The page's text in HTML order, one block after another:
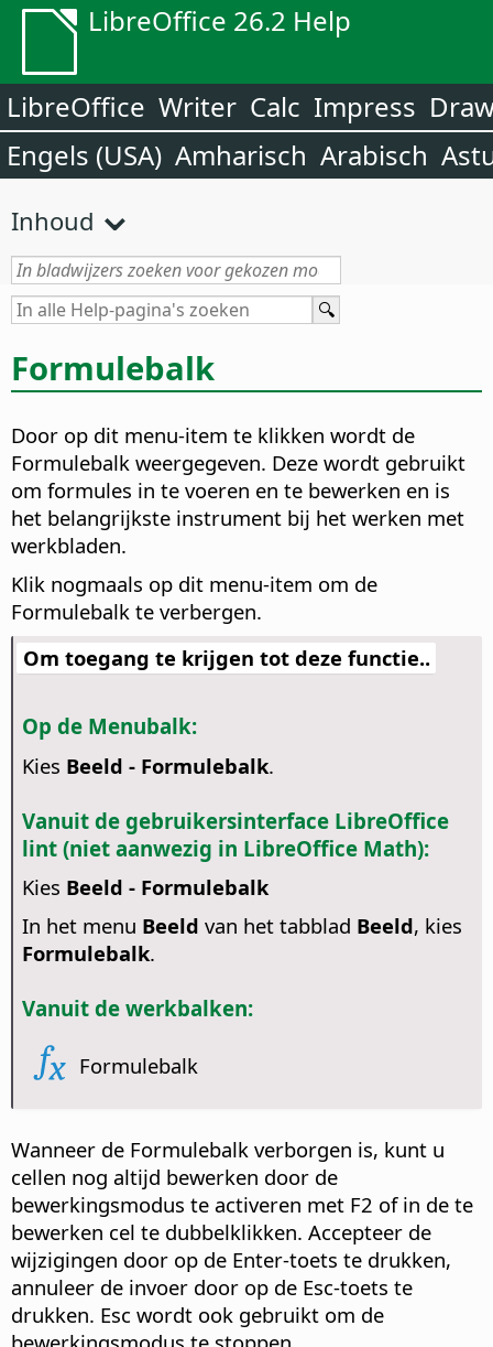
LibreOffice 26.2 Help
LibreOffice Writer Calc Impress
Engels (USA) Amharisch Arabisch
Inhoud
Formulebalk
Door op dit menu-item te klikken wordt de
Formulebalk weergegeven. Deze wordt gebruikt
om formules in te voeren en te bewerken en is
het belangrijkste instrument bij het werken met
werkbladen.
Klik nogmaals op dit menu-item om de
Formulebalk te verbergen.
Om toegang te krijgen tot deze functie..
Op de Menubalk:
Kies Beeld - Formulebalk.
Vanuit de gebruikersinterface LibreOffice
lint (niet aanwezig in LibreOffice Math):
Kies Beeld - Formulebalk
In het menu Beeld van het tabblad Beeld, kies
Formulebalk.
Vanuit de werkbalken:
Formulebalk
Wanneer de Formulebalk verborgen is, kunt u
cellen nog altijd bewerken door de
bewerkingsmodus te activeren met F2 of in de te
bewerken cel te dubbelklikken. Accepteer de
wijzigingen door op de Enter-toets te drukken,
annuleer de invoer door op de Esc-toets te
drukken. Esc wordt ook gebruikt om de